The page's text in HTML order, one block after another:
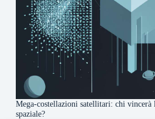
Mega-costellazioni satellitari: chi vincerà
spaziale?